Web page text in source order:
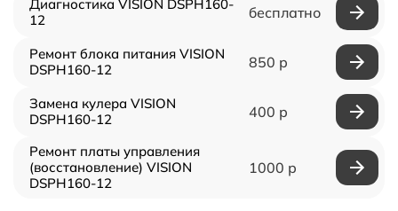
Диагностика VISION DSPH160-
12
бесплатно
Ремонт блока питания VISION
DSPH160-12
850 р
Замена кулера VISION
DSPH160-12
400 р
Ремонт платы управления
(восстановление) VISION
DSPH160-12
1000 р